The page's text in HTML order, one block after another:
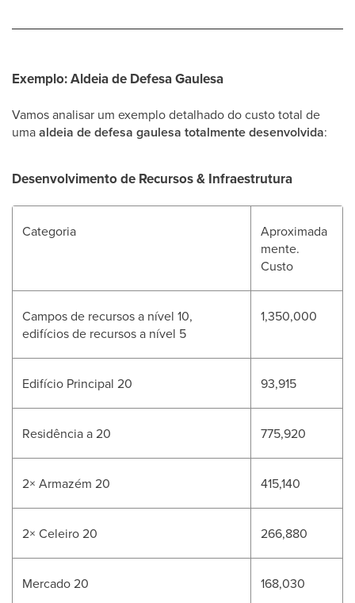
Exemplo: Aldeia de Defesa Gaulesa
Vamos analisar um exemplo detalhado do custo total de
umaaldeia de defesa gaulesa totalmente desenvolvida:
Desenvolvimento de Recursos & Infraestrutura
Categoria
Aproximada
mente.
Custo
Campos de recursos a nível 10,
edifícios de recursos a nível 5
1,350,000
Edifício Principal 20 93,915
Residência a 20 775,920
2× Armazém 20 415,140
2× Celeiro 20 266,880
Mercado 20 168,030